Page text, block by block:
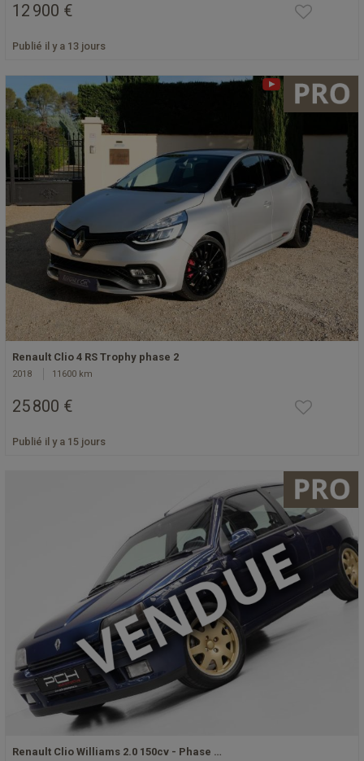
12 900 €
Publié il y a 13 jours
Renault Clio 4 RS Trophy phase 2
2018 11600 km
25 800 €
Publié il y a 15 jours
Renault Clio Williams 2.0 150cv - Phase …